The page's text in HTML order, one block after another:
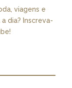
viagens e
dia? Inscreva-